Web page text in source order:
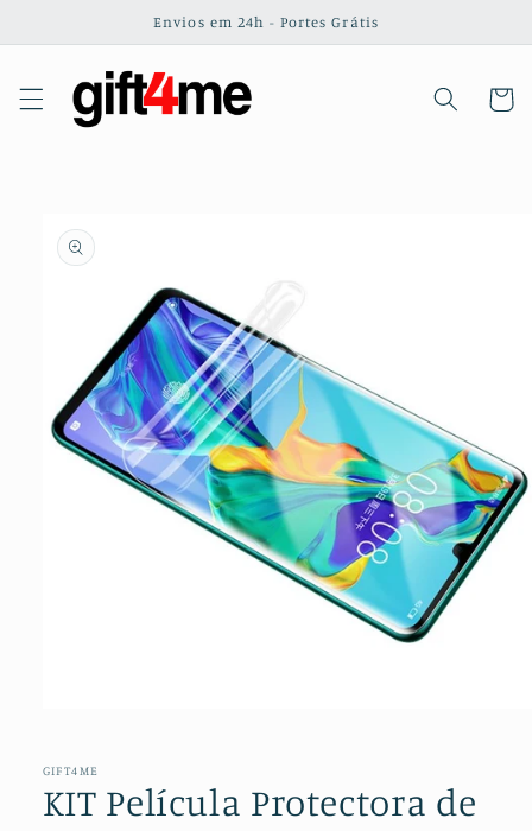
conteúdo
Envios em 24h - Portes Grátis
informação
do produto
1
modal
GIFT4ME
KIT Película Protectora de